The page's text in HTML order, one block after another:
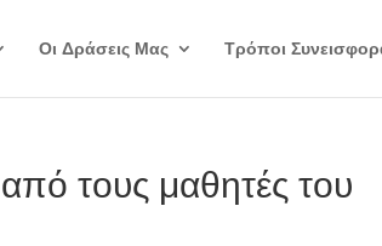
Οι Δράσεις Μας Τρόποι
τους μαθητές του